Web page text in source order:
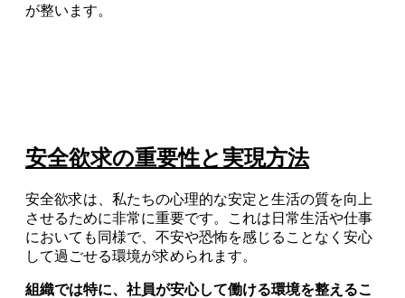
が整います。
安全欲求の重要性と実現方法
安全欲求は、私たちの心理的な安定と生活の質を向上
させるために非常に重要です。これは日常生活や仕事
においても同様で、不安や恐怖を感じることなく安心
して過ごせる環境が求められます。
組織では特に、社員が安心して働ける環境を整えるこ